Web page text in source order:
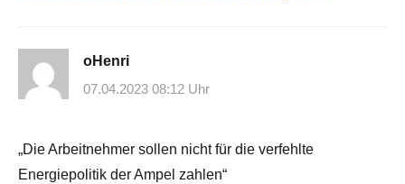
oHenri
07.04.2023 08:12 Uhr
„Die Arbeitnehmer sollen nicht für die verfehlte
Energiepolitik der Ampel zahlen“